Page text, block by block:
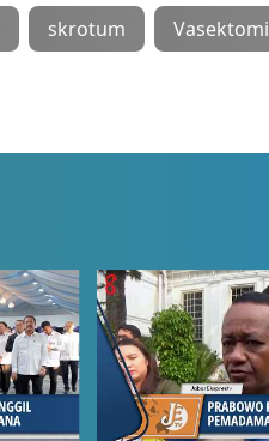
skrotum Vasektomi